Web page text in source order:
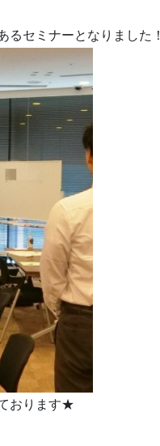
るセミナーとなりました！
おります★